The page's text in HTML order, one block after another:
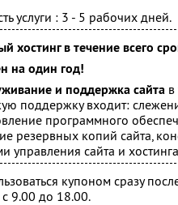
услуги : 3 - 5 рабочих дней.
хостинг в течение всего
на один год!
и поддержка сайта
поддержку входит:
программного
резервных копий сайта,
управления сайта и
купоном сразу
9.00 до 18.00.